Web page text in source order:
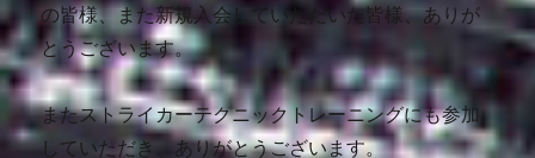
の皆様、また新規入会していただいた皆様、ありが
とうございます。
またストライカーテクニックトレーニングにも参加
していただき、ありがとうございます。